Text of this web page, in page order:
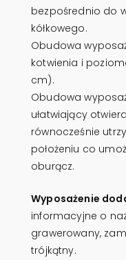
bezpośrednio do
kółkowego.
Obudowa
kotwienia i
cm).
Obudowa
ułatwiający
równocześnie
położeniu co
oburącz.
Wyposażenie
informacyjne o
grawerowany,
trójkątny.